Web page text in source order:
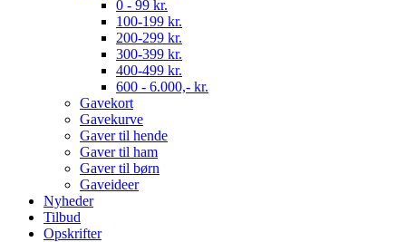
0 - 99 kr.
100-199 kr.
200-299 kr.
300-399 kr.
400-499 kr.
600 - 6.000,- kr.
Gavekort
Gavekurve
Gaver til hende
Gaver til ham
Gaver til børn
Gaveideer
Nyheder
Tilbud
Opskrifter